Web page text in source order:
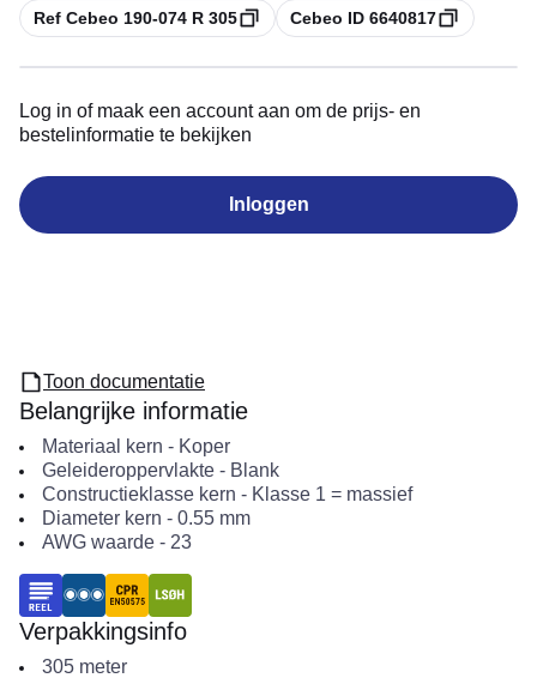
Kopiëren
Ref Cebeo 190-074 R 305 Kopiëren
Cebeo ID 6640817
Log in of maak een account aan om de prijs- en
bestelinformatie te bekijken
Inloggen
Toon documentatie
Belangrijke informatie
Materiaal kern - Koper
Geleideroppervlakte- Blank
Constructieklasse kern - Klasse 1 = massief
Diameter kern - 0.55 mm
AWG waarde- 23
Verpakkingsinfo
305 meter